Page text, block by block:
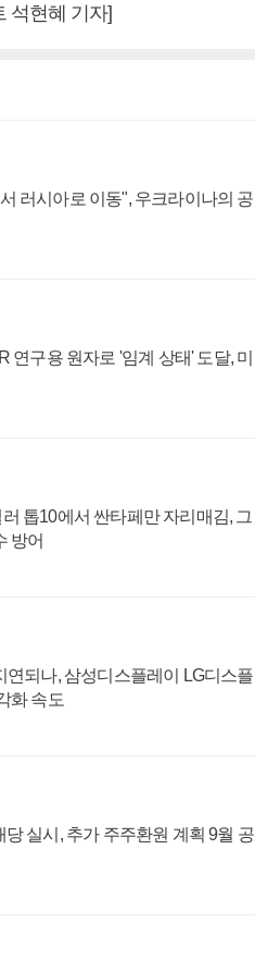
석현혜 기자]
러시아로 이동", 우크라이나의 공
연구용 원자로 '임계 상태' 도달, 미
톱10에서 싼타페만 자리매김, 그
방어
연되나, 삼성디스플레이 LG디스플
화 속도
실시, 추가 주주환원 계획 9월 공